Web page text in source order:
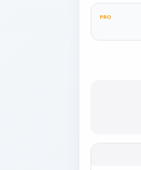
PRO